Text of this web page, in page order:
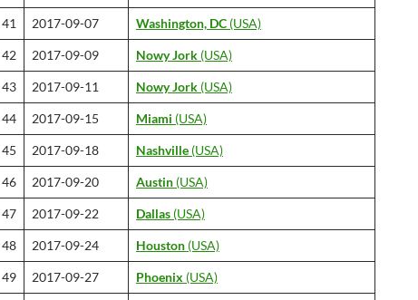
41 2017-09-07 Washington, DC (USA)
42 2017-09-09 Nowy Jork (USA)
43 2017-09-11 Nowy Jork (USA)
44 2017-09-15 Miami (USA)
45 2017-09-18 Nashville (USA)
46 2017-09-20 Austin (USA)
47 2017-09-22 Dallas (USA)
48 2017-09-24 Houston (USA)
49 2017-09-27 Phoenix (USA)